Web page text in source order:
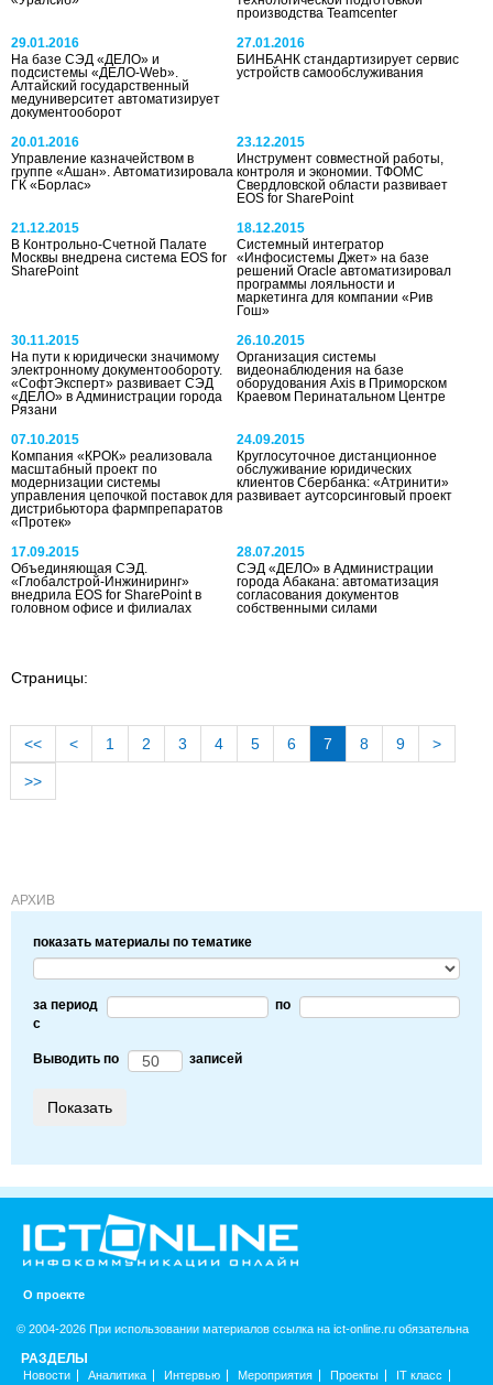
производства Teamcenter
29.01.2016
На базе СЭД «ДЕЛО» и
подсистемы «ДЕЛО-Web».
Алтайский государственный
медуниверситет автоматизирует
документооборот
27.01.2016
БИНБАНК стандартизирует сервис
устройств самообслуживания
20.01.2016
Управление казначейством в
группе «Ашан». Автоматизировала
ГК «Борлас»
23.12.2015
Инструмент совместной работы,
контроля и экономии. ТФОМС
Свердловской области развивает
EOS for SharePoint
21.12.2015
В Контрольно-Счетной Палате
Москвы внедрена система EOS for
SharePoint
18.12.2015
Системный интегратор
«Инфосистемы Джет» на базе
решений Oracle автоматизировал
программы лояльности и
маркетинга для компании «Рив
Гош»
30.11.2015
На пути к юридически значимому
электронному документообороту.
«СофтЭксперт» развивает СЭД
«ДЕЛО» в Администрации города
Рязани
26.10.2015
Организация системы
видеонаблюдения на базе
оборудования Axis в Приморском
Краевом Перинатальном Центре
07.10.2015
Компания «КРОК» реализовала
масштабный проект по
модернизации системы
управления цепочкой поставок для
дистрибьютора фармпрепаратов
«Протек»
24.09.2015
Круглосуточное дистанционное
обслуживание юридических
клиентов Сбербанка: «Атринити»
развивает аутсорсинговый проект
17.09.2015
Объединяющая СЭД.
«Глобалстрой-Инжиниринг»
внедрила EOS for SharePoint в
головном офисе и филиалах
28.07.2015
СЭД «ДЕЛО» в Администрации
города Абакана: автоматизация
согласования документов
собственными силами
Страницы:
<< < 1 2 3 4 5 6 7 8 9 >
>>
АРХИВ
показать материалы по тематике
за период
c
по
Выводить по записей
О проекте
© 2004-2026 При использовании материалов ссылка на ict-online.ru обязательна
РАЗДЕЛЫ
Новости Аналитика Интервью Мероприятия Проекты
IT класс